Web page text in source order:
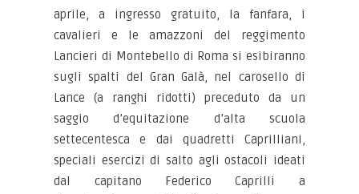
aprile, a ingresso gratuito, la fanfara, i
cavalieri e le amazzoni del reggimento
Lancieri di Montebello di Roma si esibiranno
sugli spalti del Gran Galà, nel carosello di
Lance (a ranghi ridotti) preceduto da un
saggio d’equitazione d’alta scuola
settecentesca e dai quadretti Caprilliani,
speciali esercizi di salto agli ostacoli ideati
dal capitano Federico Caprilli a